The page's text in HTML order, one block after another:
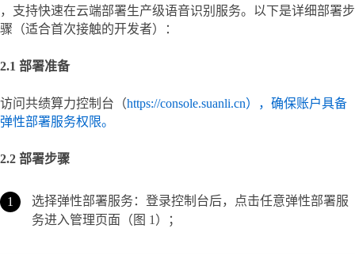
，支持快速在云端部署生产级语音识别服务。以下是详细部署步
骤（适合首次接触的开发者）：
2.1 部署准备
访问共绩算力控制台（https://console.suanli.cn），确保账户具备
弹性部署服务权限。
2.2 部署步骤
选择弹性部署服务：登录控制台后，点击任意弹性部署服
务进入管理页面（图 1）；